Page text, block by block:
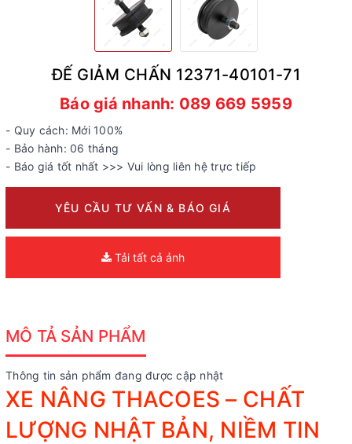
ĐẾ GIẢM CHẤN 12371-40101-71
Báo giá nhanh: 089 669 5959
- Quy cách: Mới 100%
- Bảo hành: 06 tháng
- Báo giá tốt nhất >>> Vui lòng liên hệ trực tiếp
YÊU CẦU TƯ VẤN & BÁO GIÁ
Tải tất cả ảnh
MÔ TẢ SẢN PHẨM
Thông tin sản phẩm đang được cập nhật
XE NÂNG THACOES – CHẤT
LƯỢNG NHẬT BẢN, NIỀM TIN